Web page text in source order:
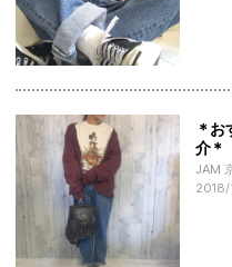
＊
介＊
JAM
2018/